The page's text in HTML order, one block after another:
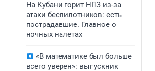
На Кубани горит НПЗ из-за
атаки беспилотников: есть
пострадавшие. Главное о
ночных налетах
«В математике был больше
всего уверен»: выпускник